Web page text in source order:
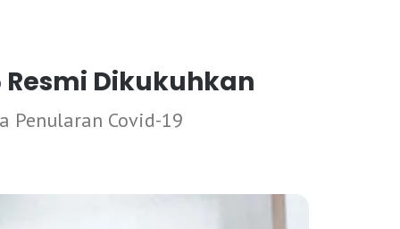
Resmi Dikukuhkan
Penularan Covid-19